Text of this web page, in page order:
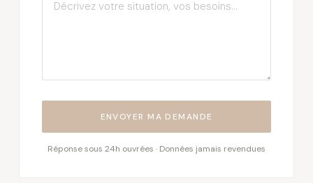
ENVOYER MA DEMANDE
Réponse sous 24h ouvrées · Données jamais revendues